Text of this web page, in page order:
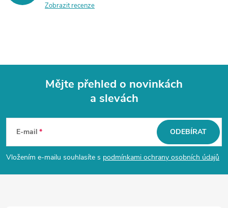
Zobrazit recenze
p
a
Mějte přehled o novinkách
a slevách
E-mail
Vložením e-mailu souhlasíte s podmínkami ochrany osobních údajů
ODEBÍRAT